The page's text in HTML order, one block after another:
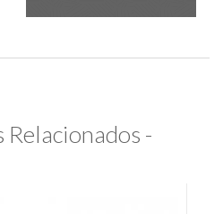
Relacionados -